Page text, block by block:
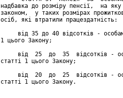
надбавка до розміру пенсії,  на
законом,  у таких розмірах
осіб, які втратили працездатність:
від 35 до 40 відсотків -
1 цього Закону;
від  25  до  35  відсотків -
статті 1 цього Закону;
від  20  до  25  відсотків -
статті 1 цього Закону.